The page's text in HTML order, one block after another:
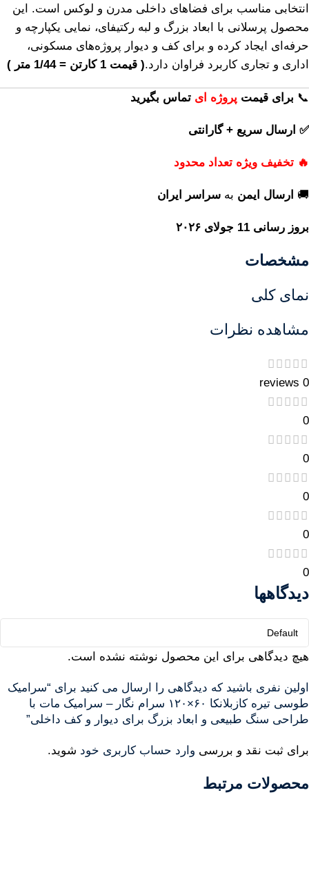
انتخابی مناسب برای فضاهای داخلی مدرن و لوکس است. این
محصول پرسلانی با ابعاد بزرگ و لبه رکتیفای، نمایی یکپارچه و
حرفه‌ای ایجاد کرده و برای کف و دیوار پروژه‌های مسکونی،
اداری و تجاری کاربرد فراوان دارد.( قیمت 1 کارتن = 1/44 متر )
📞 برای قیمت پروژه ای تماس بگیرید
✅ ارسال سریع + گارانتی
🔥 تخفیف ویژه تعداد محدود
🚚 ارسال ایمن به سراسر ایران
بروز رسانی 11 جولای ۲۰۲۶
مشخصات
نمای کلی
مشاهده نظرات
0 reviews
0
0
0
0
0
دیدگاهها
هیچ دیدگاهی برای این محصول نوشته نشده است.
اولین نفری باشید که دیدگاهی را ارسال می کنید برای “سرامیک
طوسی تیره کازبلانکا ۶۰×۱۲۰ سرام نگار – سرامیک مات با
طراحی سنگ طبیعی و ابعاد بزرگ برای دیوار و کف داخلی”
برای ثبت نقد و بررسی وارد حساب کاربری خود شوید.
محصولات مرتبط